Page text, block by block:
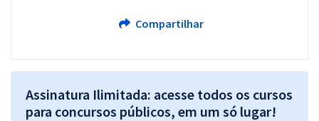
Compartilhar
Assinatura Ilimitada: acesse todos os cursos
para concursos públicos, em um só lugar!